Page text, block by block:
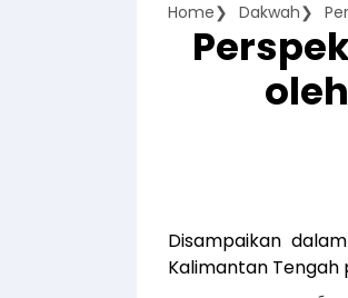
Home Dakwah
Disampaikan
Kalimantan Tengah